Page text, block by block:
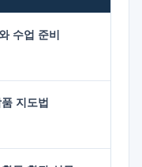
수업 준비
지도법